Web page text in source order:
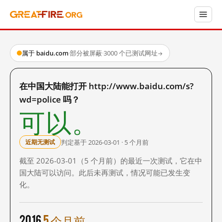
属于 baidu.com·部分被屏蔽·3000 个已测试网址→
在中国大陆能打开 http://www.baidu.com/s?
wd=police 吗？
可以。
近期无测试 判定基于 2026-03-01 · 5 个月前
截至 2026-03-01（5 个月前）的最近一次测试，它在中
国大陆可以访问。此后未再测试，情况可能已发生变
化。